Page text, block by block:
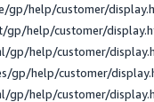
gp/help/customer/
gp/help/customer/
gp/help/customer/
gp/help/customer/
gp/help/customer/